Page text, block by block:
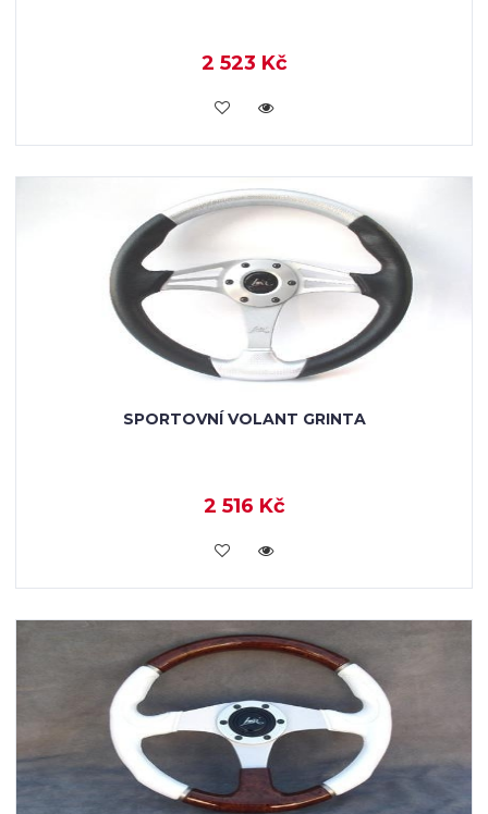
2 523 Kč
KOUPIT
SPORTOVNÍ VOLANT GRINTA
2 516 Kč
KOUPIT